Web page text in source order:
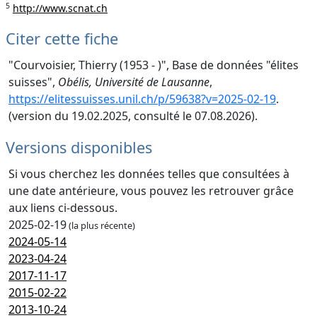
5 http://www.scnat.ch
Citer cette fiche
"Courvoisier, Thierry (1953 - )", Base de données "élites
suisses", Obélis, Université de Lausanne,
https://elitessuisses.unil.ch/p/59638?v=2025-02-19.
(version du 19.02.2025, consulté le 07.08.2026).
Versions disponibles
Si vous cherchez les données telles que consultées à
une date antérieure, vous pouvez les retrouver grâce
aux liens ci-dessous.
2025-02-19(la plus récente)
2024-05-14
2023-04-24
2017-11-17
2015-02-22
2013-10-24